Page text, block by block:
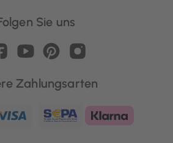
Sie uns
Zahlungsarten